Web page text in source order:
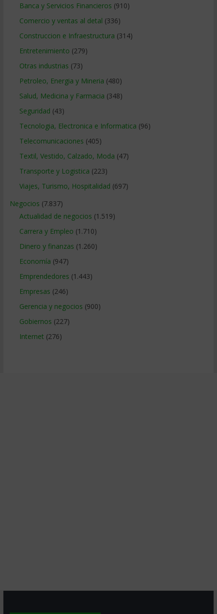
Banca y Servicios Financieros (910)
Comercio y ventas al detal (336)
Construccion e Infraestructura (314)
Entretenimiento (279)
Otras industrias (73)
Petroleo, Energia y Mineria (480)
Salud, Medicina y Farmacia (348)
Seguridad (43)
Tecnologia, Electronica e Informatica (96)
Telecomunicaciones (405)
Textil, Vestido, Calzado, Moda (47)
Transporte y Logistica (223)
Viajes, Turismo, Hospitalidad (697)
Negocios (7.837)
Actualidad de negocios (1.519)
Carrera y Empleo (1.710)
Dinero y finanzas (1.260)
Economía (947)
Emprendedores (1.443)
Empresas (246)
Gerencia y negocios (900)
Gobiernos (227)
Internet (276)